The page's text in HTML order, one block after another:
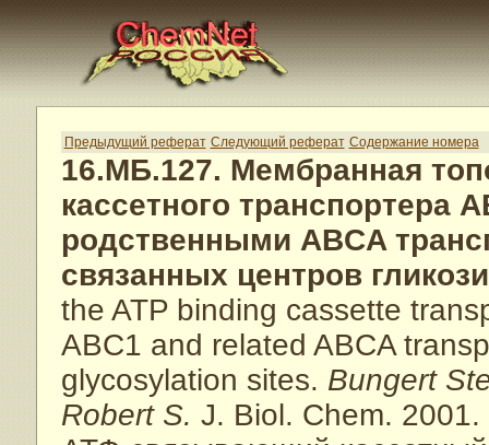
Предыдущий реферат Следующий реферат Содержание номера
16.МБ.127. Мембранная
кассетного транспортера
родственными ABCA
связанных центров
the ATP binding cassette
ABC1 and related ABCA
glycosylation sites. Bungert
Robert S. J. Biol. Chem.